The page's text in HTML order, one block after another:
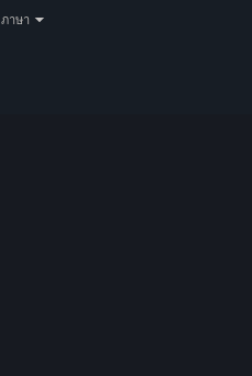
ภาษา